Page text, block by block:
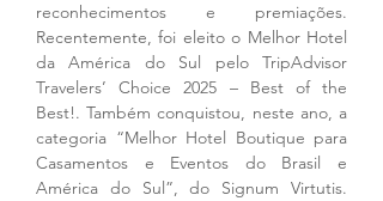
reconhecimentos e premiações.
Recentemente, foi eleito o Melhor Hotel
da América do Sul pelo TripAdvisor
Travelers’ Choice 2025 – Best of the
Best!. Também conquistou, neste ano, a
categoria “Melhor Hotel Boutique para
Casamentos e Eventos do Brasil e
América do Sul”, do Signum Virtutis.